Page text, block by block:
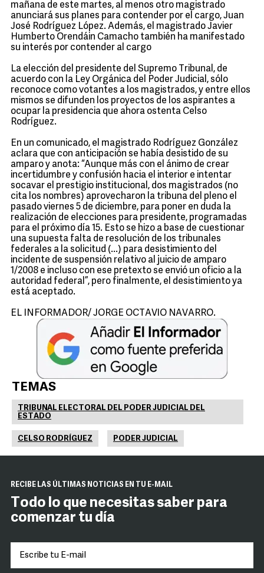
mañana de este martes, al menos otro magistrado
anunciará sus planes para contender por el cargo, Juan
José Rodríguez López. Además, el magistrado Javier
Humberto Orendáin Camacho también ha manifestado
su interés por contender al cargo
La elección del presidente del Supremo Tribunal, de
acuerdo con la Ley Orgánica del Poder Judicial, sólo
reconoce como votantes a los magistrados, y entre ellos
mismos se difunden los proyectos de los aspirantes a
ocupar la presidencia que ahora ostenta Celso
Rodríguez.
En un comunicado, el magistrado Rodríguez González
aclara que con anticipación se había desistido de su
amparo y anota: “Aunque más con el ánimo de crear
incertidumbre y confusión hacia el interior e intentar
socavar el prestigio institucional, dos magistrados (no
cita los nombres) aprovecharon la tribuna del pleno el
pasado viernes 5 de diciembre, para poner en duda la
realización de elecciones para presidente, programadas
para el próximo día 15. Esto se hizo a base de cuestionar
una supuesta falta de resolución de los tribunales
federales a la solicitud (...) para desistimiento del
incidente de suspensión relativo al juicio de amparo
1/2008 e incluso con ese pretexto se envió un oficio a la
autoridad federal”, pero finalmente, el desistimiento ya
está aceptado.
EL INFORMADOR/ JORGE OCTAVIO NAVARRO.
TEMAS
TRIBUNAL ELECTORAL DEL PODER JUDICIAL DEL
ESTADO
CELSO RODRÍGUEZ PODER JUDICIAL
RECIBE LAS ÚLTIMAS NOTICIAS EN TU E-MAIL
Todo lo que necesitas saber para
comenzar tu día